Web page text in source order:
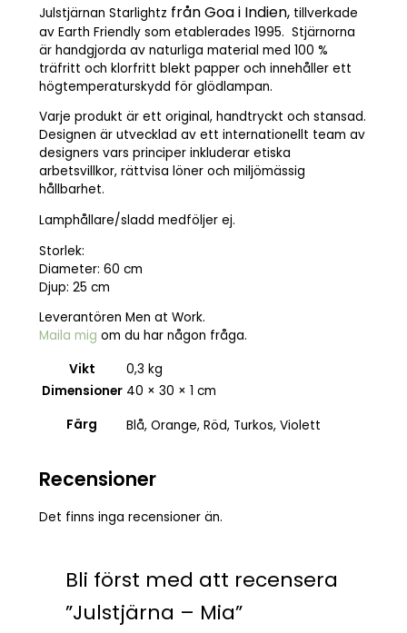
Julstjärnan Starlightz från Goa i Indien, tillverkade
av Earth Friendly som etablerades 1995. Stjärnorna
är handgjorda av naturliga material med 100 %
träfritt och klorfritt blekt papper och innehåller ett
högtemperaturskydd för glödlampan.
Varje produkt är ett original, handtryckt och stansad.
Designen är utvecklad av ett internationellt team av
designers vars principer inkluderar etiska
arbetsvillkor, rättvisa löner och miljömässig
hållbarhet.
Lamphållare/sladd medföljer ej.
Storlek:
Diameter: 60 cm
Djup: 25 cm
Leverantören Men at Work.
Maila mig om du har någon fråga.
Vikt
0,3 kg
Dimensioner 40 × 30 × 1 cm
Färg
Blå, Orange, Röd, Turkos, Violett
Recensioner
Det finns inga recensioner än.
Bli först med att recensera
”Julstjärna – Mia”